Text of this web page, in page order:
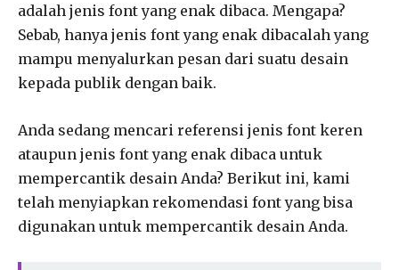
adalah jenis font yang enak dibaca. Mengapa?
Sebab, hanya jenis font yang enak dibacalah yang
mampu menyalurkan pesan dari suatu desain
kepada publik dengan baik.
Anda sedang mencari referensi jenis font keren
ataupun jenis font yang enak dibaca untuk
mempercantik desain Anda? Berikut ini, kami
telah menyiapkan rekomendasi font yang bisa
digunakan untuk mempercantik desain Anda.